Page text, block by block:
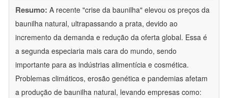
Resumo: A recente "crise da baunilha" elevou os preços da
baunilha natural, ultrapassando a prata, devido ao
incremento da demanda e redução da oferta global. Essa é
a segunda especiaria mais cara do mundo, sendo
importante para as indústrias alimentícia e cosmética.
Problemas climáticos, erosão genética e pandemias afetam
a produção de baunilha natural, levando empresas como: